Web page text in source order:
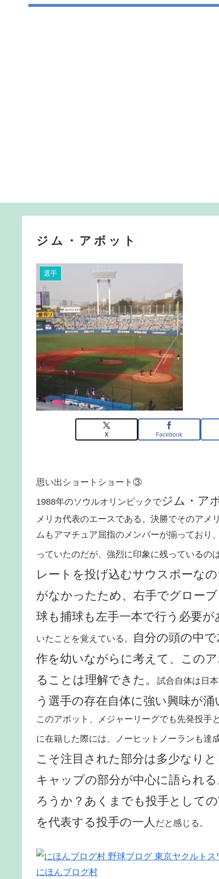
ジム・アボット
選手
X Facebook
思い出ショートショート③
1988年のソウルオリンピックでジム・ア
メリカ代表のエースである。決勝でそのア
ムもアマチュア屈指のメンバーが揃っており
っていたのだが、強烈に印象に残っているの
レートを投げ込むサウスポーな
がなかったため、右手でグロー
球も捕球も左手一本で行う必要
いたことを覚えている。
自分の頭の中
作を幼いながらに考えて、この
ることは理解できた。
試合自体は日
う選手の存在自体に強い興味が
このアボット、メジャーリーグでも先発投手
に在籍した際には、ノーヒットノーランも達
こそ注目された部分は多少なり
キャップの部分が中心に語られ
ろうか？あくまでも投手として
を代表する投手の一人 だと感じる。
にほんブログ村